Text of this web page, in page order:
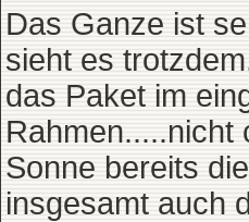
Das Ganze ist
sieht es
das Paket im
Rahmen.....nicht
Sonne bereits
insgesamt auch